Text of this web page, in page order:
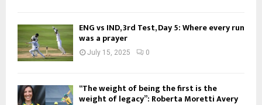
ENG vs IND, 3rd Test, Day 5: Where every run
was a prayer
July 15, 2025 0
“The weight of being the first is the
weight of legacy”: Roberta Moretti Avery